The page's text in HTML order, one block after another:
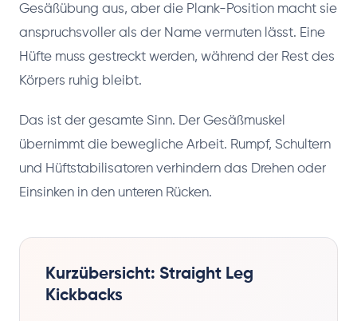
Gesäßübung aus, aber die Plank-Position macht sie
anspruchsvoller als der Name vermuten lässt. Eine
Hüfte muss gestreckt werden, während der Rest des
Körpers ruhig bleibt.
Das ist der gesamte Sinn. Der Gesäßmuskel
übernimmt die bewegliche Arbeit. Rumpf, Schultern
und Hüftstabilisatoren verhindern das Drehen oder
Einsinken in den unteren Rücken.
Kurzübersicht: Straight Leg
Kickbacks